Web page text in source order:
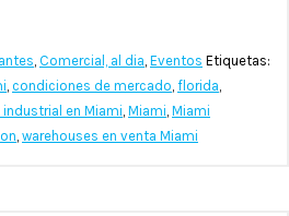
, Comercial, al dia, Eventos Etiquetas:
, condiciones de mercado, florida,
en Miami, Miami, Miami
, warehouses en venta Miami